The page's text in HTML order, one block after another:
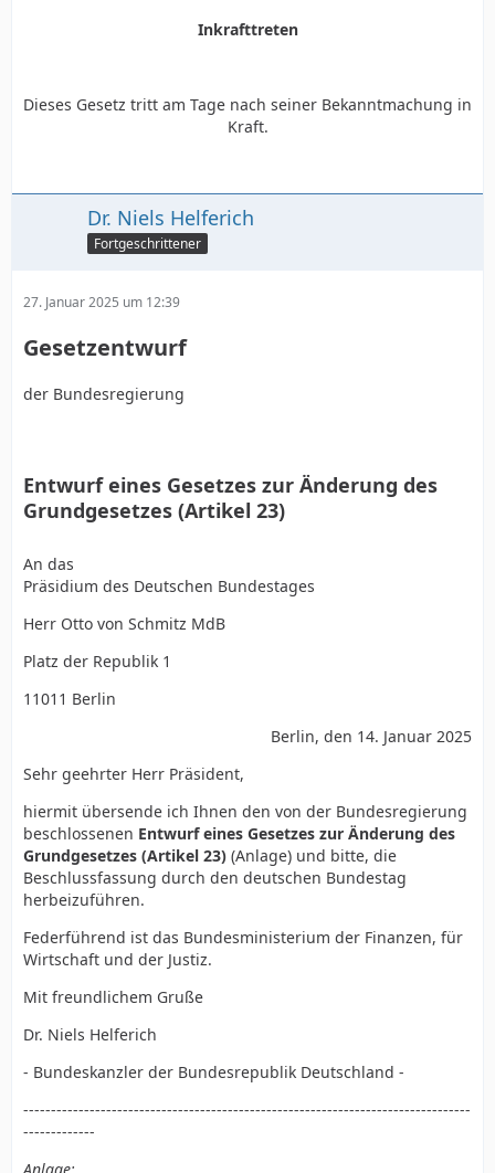
Inkrafttreten
Dieses Gesetz tritt am Tage nach seiner Bekanntmachung in
Kraft.
Dr. Niels Helferich
Fortgeschrittener
27. Januar 2025 um 12:39
Gesetzentwurf
der Bundesregierung
Entwurf eines Gesetzes zur Änderung des
Grundgesetzes (Artikel 23)
An das
Präsidium des Deutschen Bundestages
Herr Otto von Schmitz MdB
Platz der Republik 1
11011 Berlin
Berlin, den 14. Januar 2025
Sehr geehrter Herr Präsident,
hiermit übersende ich Ihnen den von der Bundesregierung
beschlossenen Entwurf eines Gesetzes zur Änderung des
Grundgesetzes (Artikel 23) (Anlage) und bitte, die
Beschlussfassung durch den deutschen Bundestag
herbeizuführen.
Federführend ist das Bundesministerium der Finanzen, für
Wirtschaft und der Justiz.
Mit freundlichem Gruße
Dr. Niels Helferich
- Bundeskanzler der Bundesrepublik Deutschland -
---------------------------------------------------------------------------------
-------------